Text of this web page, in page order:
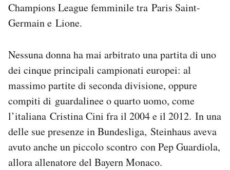
Champions League femminile tra Paris Saint-
Germain e Lione.
Nessuna donna ha mai arbitrato una partita di uno
dei cinque principali campionati europei: al
massimo partite di seconda divisione, oppure
compiti di guardalinee o quarto uomo, come
l’italiana Cristina Cini fra il 2004 e il 2012. In una
delle sue presenze in Bundesliga, Steinhaus aveva
avuto anche un piccolo scontro con Pep Guardiola,
allora allenatore del Bayern Monaco.